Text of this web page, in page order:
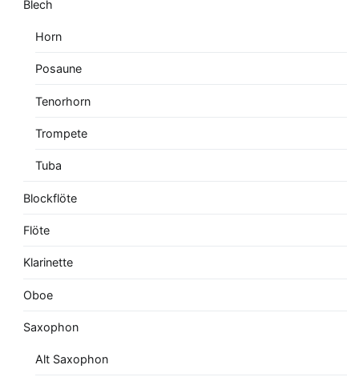
Blech
Horn
Posaune
Tenorhorn
Trompete
Tuba
Blockflöte
Flöte
Klarinette
Oboe
Saxophon
Alt Saxophon